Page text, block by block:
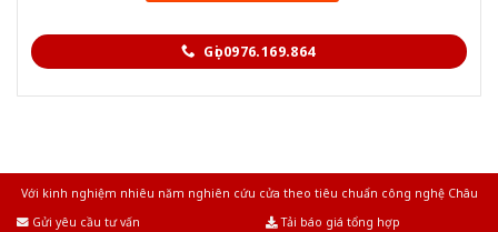
Gọi 0976.169.864
Với kinh nghiệm nhiêu năm nghiên cứu cửa theo tiêu chuẩn công nghệ Châu
Gửi yêu cầu tư vấn
Tải báo giá tổng hợp